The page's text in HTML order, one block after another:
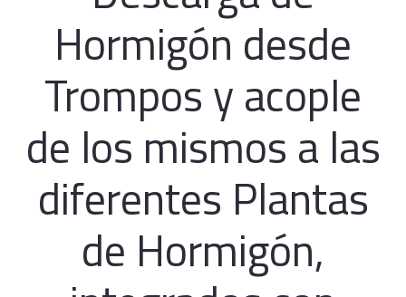
Hormigón desde
Trompos y acople
de los mismos a las
diferentes Plantas
de Hormigón,